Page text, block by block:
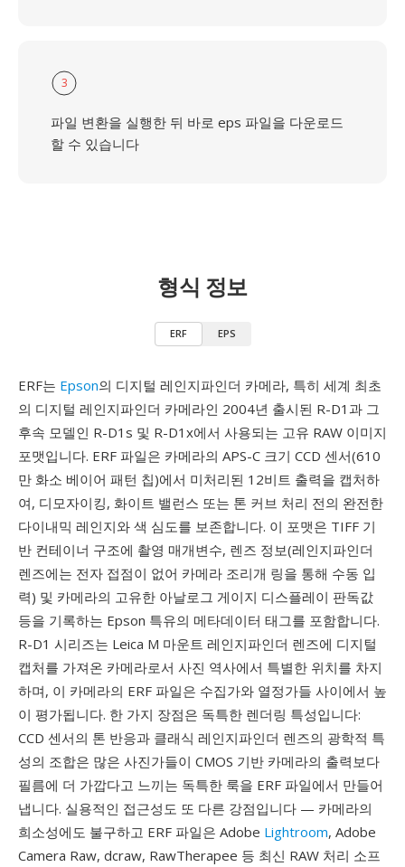
3
파일 변환을 실행한 뒤 바로 eps 파일을 다운로드
할 수 있습니다
형식 정보
ERF EPS
ERF는 Epson의 디지털 레인지파인더 카메라, 특히 세계 최초
의 디지털 레인지파인더 카메라인 2004년 출시된 R-D1과 그
후속 모델인 R-D1s 및 R-D1x에서 사용되는 고유 RAW 이미지
포맷입니다. ERF 파일은 카메라의 APS-C 크기 CCD 센서(610
만 화소 베이어 패턴 칩)에서 미처리된 12비트 출력을 캡처하
여, 디모자이킹, 화이트 밸런스 또는 톤 커브 처리 전의 완전한
다이내믹 레인지와 색 심도를 보존합니다. 이 포맷은 TIFF 기
반 컨테이너 구조에 촬영 매개변수, 렌즈 정보(레인지파인더
렌즈에는 전자 접점이 없어 카메라 조리개 링을 통해 수동 입
력) 및 카메라의 고유한 아날로그 게이지 디스플레이 판독값
등을 기록하는 Epson 특유의 메타데이터 태그를 포함합니다.
R-D1 시리즈는 Leica M 마운트 레인지파인더 렌즈에 디지털
캡처를 가져온 카메라로서 사진 역사에서 특별한 위치를 차지
하며, 이 카메라의 ERF 파일은 수집가와 열정가들 사이에서 높
이 평가됩니다. 한 가지 장점은 독특한 렌더링 특성입니다:
CCD 센서의 톤 반응과 클래식 레인지파인더 렌즈의 광학적 특
성의 조합은 많은 사진가들이 CMOS 기반 카메라의 출력보다
필름에 더 가깝다고 느끼는 독특한 룩을 ERF 파일에서 만들어
냅니다. 실용적인 접근성도 또 다른 강점입니다 — 카메라의
희소성에도 불구하고 ERF 파일은 Adobe Lightroom, Adobe
Camera Raw, dcraw, RawTherapee 등 최신 RAW 처리 소프